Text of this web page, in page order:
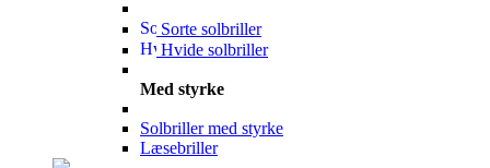
Sorte solbriller
Hvide solbriller
Med styrke
Solbriller med styrke
Læsebriller